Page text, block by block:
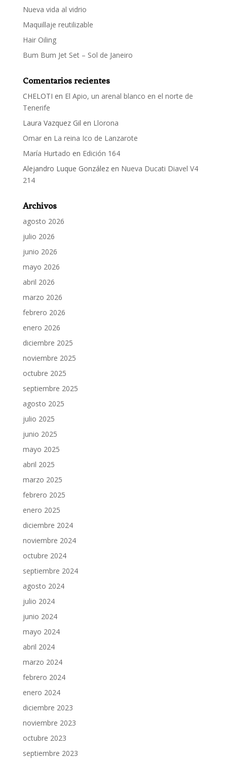
Nueva vida al vidrio
Maquillaje reutilizable
Hair Oiling
Bum Bum Jet Set – Sol de Janeiro
Comentarios recientes
CHELOTI en El Apio, un arenal blanco en el norte de
Tenerife
Laura Vazquez Gil en Llorona
Omaren La reina Ico de Lanzarote
María Hurtado en Edición 164
Alejandro Luque Gonzálezen Nueva Ducati Diavel V4
214
Archivos
agosto 2026
julio 2026
junio 2026
mayo 2026
abril 2026
marzo 2026
febrero 2026
enero 2026
diciembre 2025
noviembre 2025
octubre 2025
septiembre 2025
agosto 2025
julio 2025
junio 2025
mayo 2025
abril 2025
marzo 2025
febrero 2025
enero 2025
diciembre 2024
noviembre 2024
octubre 2024
septiembre 2024
agosto 2024
julio 2024
junio 2024
mayo 2024
abril 2024
marzo 2024
febrero 2024
enero 2024
diciembre 2023
noviembre 2023
octubre 2023
septiembre 2023